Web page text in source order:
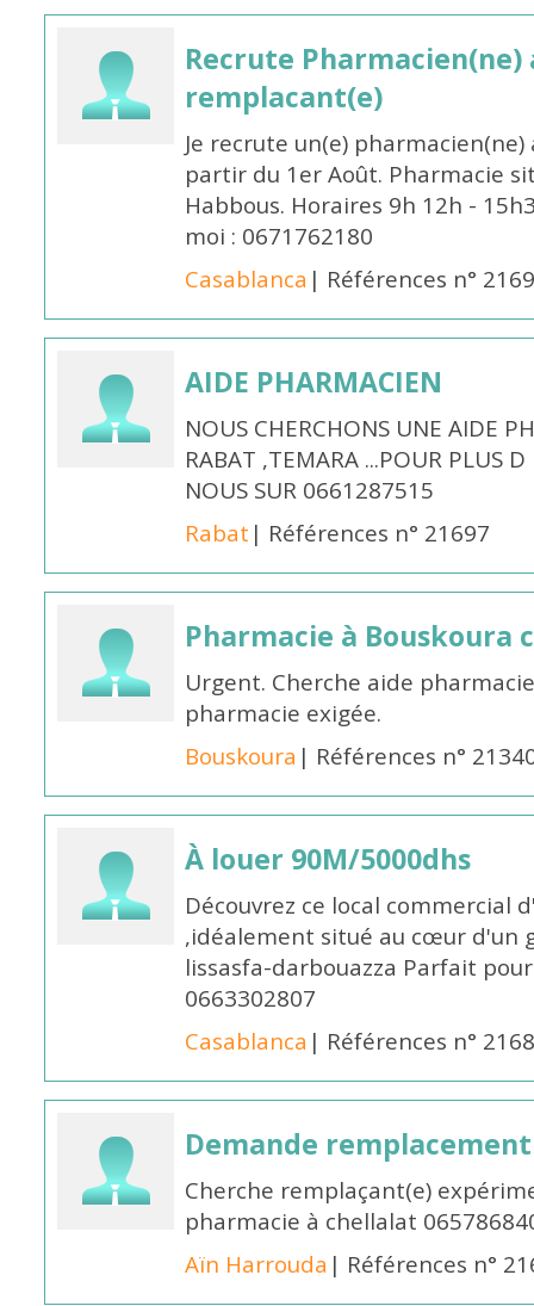
Recrute
remplacant(e)
Je recrute un(e)
partir du 1er Août. Pharmacie
Habbous. Horaires 9h 12h -
moi : 0671762180
Casablanca | Références n°
AIDE PHARMACIEN
NOUS CHERCHONS UNE AIDE
RABAT ,TEMARA ...POUR PLUS
NOUS SUR 0661287515
Rabat | Références n° 21697
Pharmacie à Bouskoura
Urgent. Cherche aide
pharmacie exigée.
Bouskoura | Références n°
À louer 90M/5000dhs
Découvrez ce local commercial
,idéalement situé au cœur d'un
lissasfa-darbouazza Parfait
0663302807
Casablanca | Références n°
Demande remplacement
Cherche remplaçant(e)
pharmacie à chellalat
Aïn Harrouda | Références n°